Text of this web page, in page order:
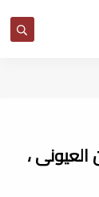
،